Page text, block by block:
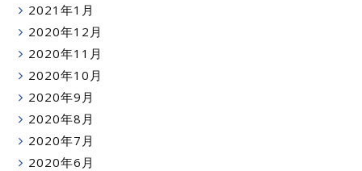
2021年1月
2020年12月
2020年11月
2020年10月
2020年9月
2020年8月
2020年7月
2020年6月